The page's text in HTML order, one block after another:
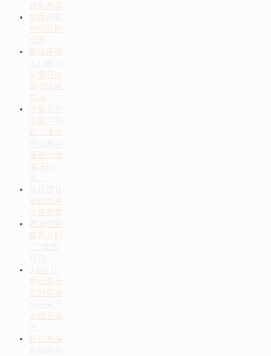
对象而异
探索色彩
与创意的
世界
素描速写
入门练习
从零开始
掌握绘画
基础
乌鲁木齐
漫画学习
班，哪里
可以教学
漫画画动
漫培训
童画简单
绘画教案
掌握彩铅
画花卉的
7个实用
技巧
3-6岁儿
童绘画启
蒙的黄金
方法与艺
术成长指
南
轻松掌握
彩铅花卉